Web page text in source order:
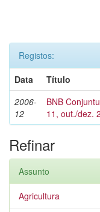
Registos:
Data
Título
2006-
12
BNB
11, out./dez.
Refinar
Assunto
Agricultura